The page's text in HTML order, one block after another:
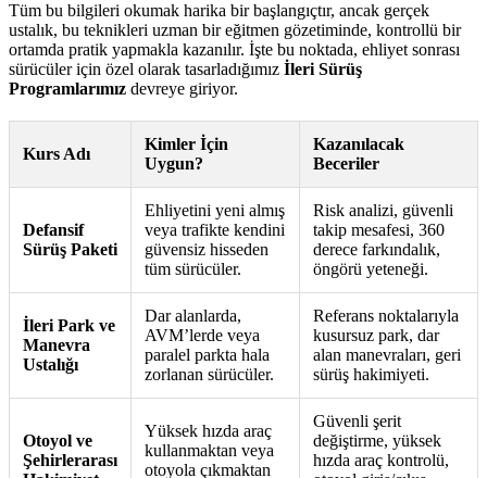
Tüm bu bilgileri okumak harika bir başlangıçtır, ancak gerçek
ustalık, bu teknikleri uzman bir eğitmen gözetiminde, kontrollü bir
ortamda pratik yapmakla kazanılır. İşte bu noktada, ehliyet sonrası
sürücüler için özel olarak tasarladığımız İleri Sürüş
Programlarımız devreye giriyor.
Kurs Adı
Kimler İçin
Uygun?
Kazanılacak
Beceriler
Defansif
Sürüş Paketi
Ehliyetini yeni almış
veya trafikte kendini
güvensiz hisseden
tüm sürücüler.
Risk analizi, güvenli
takip mesafesi, 360
derece farkındalık,
öngörü yeteneği.
İleri Park ve
Manevra
Ustalığı
Dar alanlarda,
AVM’lerde veya
paralel parkta hala
zorlanan sürücüler.
Referans noktalarıyla
kusursuz park, dar
alan manevraları, geri
sürüş hakimiyeti.
Otoyol ve
Şehirlerarası
Yüksek hızda araç
kullanmaktan veya
otoyola çıkmaktan
Güvenli şerit
değiştirme, yüksek
hızda araç kontrolü,